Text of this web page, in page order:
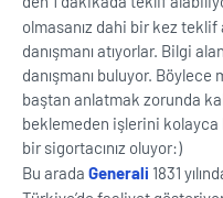
olmasanız dahi bir kez teklif
danışmanı atıyorlar. Bilgi
danışmanı buluyor. Böylece
baştan anlatmak zorunda
beklemeden işlerini
bir sigortacınız oluyor:)
Bu arada Generali 1831